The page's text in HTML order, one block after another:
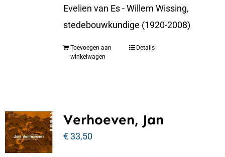
Evelien van Es - Willem Wissing,
stedebouwkundige (1920-2008)
Toevoegen aan
winkelwagen
Details
Verhoeven, Jan
€33,50